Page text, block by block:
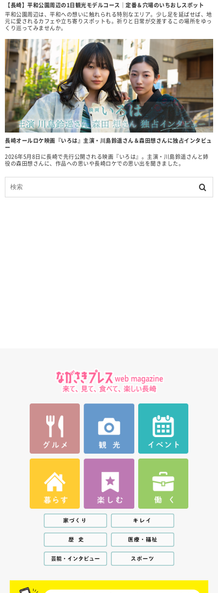
【長崎】平和公園周辺の1日観光モデルコース｜定番＆穴場のいちおしスポット
平和公園周辺は、平和への想いに触れられる特別なエリア。少し足を延ばせば、地
元に愛されるカフェや立ち寄りスポットも。祈りと日常が交差するこの場所をゆっ
くり巡ってみませんか。
長崎オールロケ映画『いろは』主演・川島鈴遥さん＆森田想さんに独占インタビュ
ー
2026年5月8日に長崎で先行公開される映画『いろは』。主演・川島鈴遥さんと姉
役の森田想さんに、作品への思いや長崎ロケでの思い出を聞きました。